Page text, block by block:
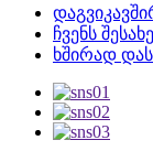
ჩვენს
ხშირად